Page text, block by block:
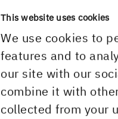
This website uses cookies
We use cookies to
features and to
our site with our
combine it with
collected from your
Det
Ett
höja